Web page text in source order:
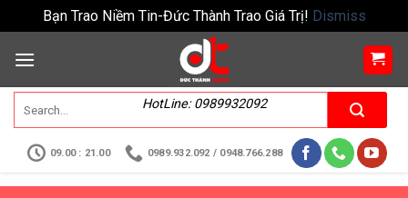
Bạn Trao Niềm Tin-Đức Thành Trao Giá Trị! Dismiss
HotLine: 0989932092
09.00 : 21.00 0989.932.092 / 0948.766.288